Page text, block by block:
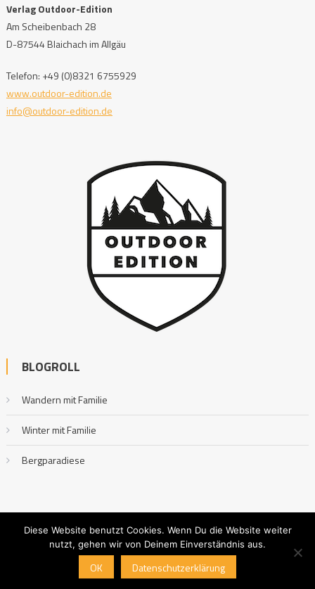
Verlag Outdoor-Edition
Am Scheibenbach 28
D-87544 Blaichach im Allgäu
Telefon: +49 (0)8321 6755929
www.outdoor-edition.de
info@outdoor-edition.de
BLOGROLL
Wandern mit Familie
Winter mit Familie
Bergparadiese
Outdoor mit Familie|Editorial byMysteryThemes
Impressum
Datenschutzerklärung
Diese Website benutzt Cookies. Wenn Du die Website weiter
nutzt, gehen wir von Deinem Einverständnis aus.
OK Datenschutzerklärung